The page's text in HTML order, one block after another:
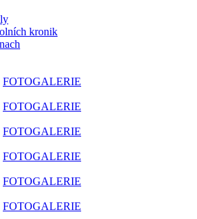
kronik
FOTOGALERIE
FOTOGALERIE
FOTOGALERIE
FOTOGALERIE
FOTOGALERIE
FOTOGALERIE